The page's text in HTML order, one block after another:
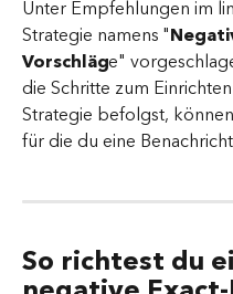
Unter Empfehlungen im
Strategie namens "
Vorschläge"
die Schritte zum
Strategie befolgst,
für die du eine
So richtest du